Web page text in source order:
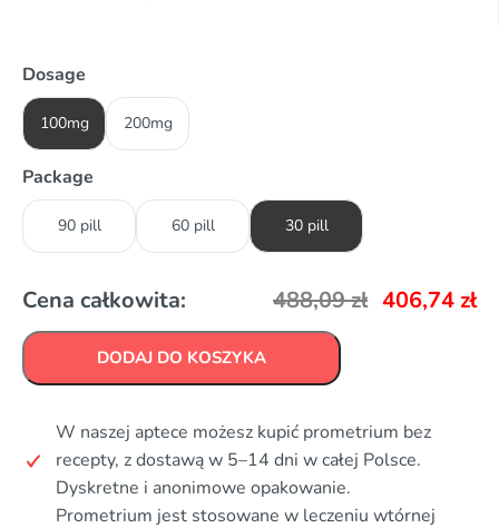
Dosage
100mg 200mg
Package
90 pill 60 pill 30 pill
Cena całkowita: 488,09zł 406,74 zł
DODAJ DO KOSZYKA
W naszej aptece możesz kupić prometrium bez
recepty, z dostawą w 5–14 dni w całej Polsce.
Dyskretne i anonimowe opakowanie.
Prometrium jest stosowane w leczeniu wtórnej